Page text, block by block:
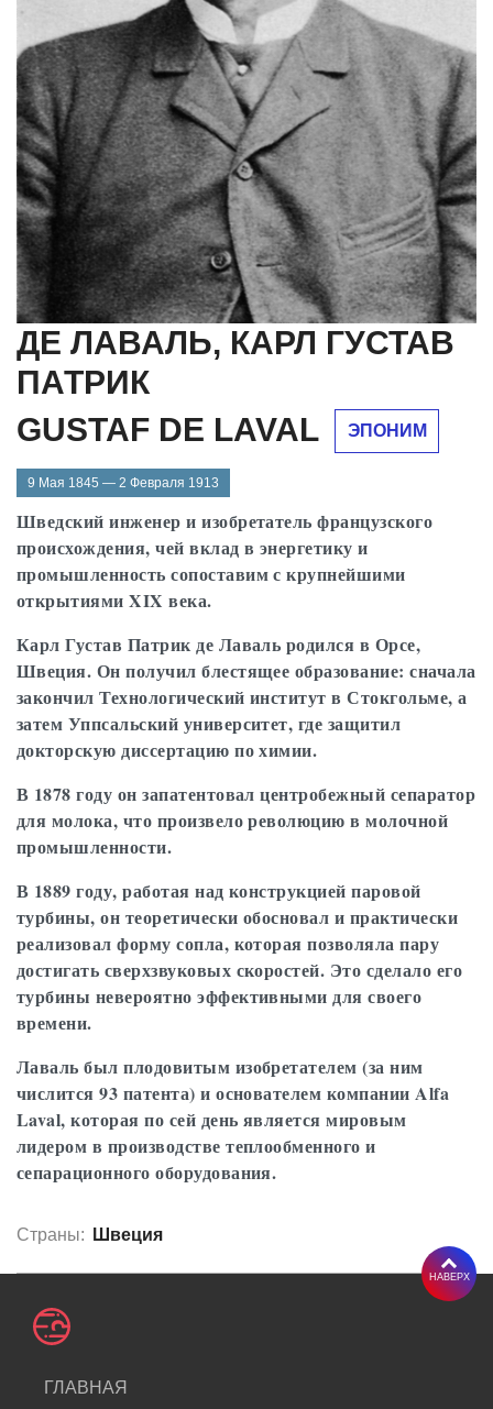
ДЕ ЛАВАЛЬ, КАРЛ ГУСТАВ
ПАТРИК
GUSTAF DE LAVAL
ЭПОНИМ
9 Мая 1845 — 2 Февраля 1913
Шведский инженер и изобретатель французского
происхождения, чей вклад в энергетику и
промышленность сопоставим с крупнейшими
открытиями XIX века.
Карл Густав Патрик де Лаваль родился в Орсе,
Швеция. Он получил блестящее образование: сначала
закончил Технологический институт в Стокгольме, а
затем Уппсальский университет, где защитил
докторскую диссертацию по химии.
В 1878 году он запатентовал центробежный сепаратор
для молока, что произвело революцию в молочной
промышленности.
В 1889 году, работая над конструкцией паровой
турбины, он теоретически обосновал и практически
реализовал форму сопла, которая позволяла пару
достигать сверхзвуковых скоростей. Это сделало его
турбины невероятно эффективными для своего
времени.
Лаваль был плодовитым изобретателем (за ним
числится 93 патента) и основателем компании Alfa
Laval, которая по сей день является мировым
лидером в производстве теплообменного и
сепарационного оборудования.
Страны: Швеция
ГЛАВНАЯ
НАВЕРХ